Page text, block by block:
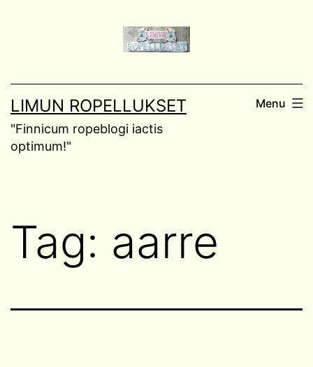
LIMUN ROPELLUKSET
"Finnicum ropeblogi iactis
optimum!"
Menu
Tag: aarre